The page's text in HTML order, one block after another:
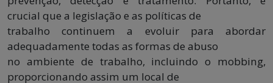
crucial que a legislação e as políticas de
trabalho continuem a evoluir para abordar
adequadamente todas as formas de abuso
no ambiente de trabalho, incluindo o mobbing,
proporcionando assim um local de